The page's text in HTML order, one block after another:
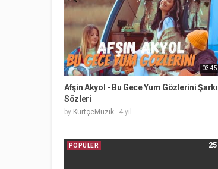
03:45
Afşin Akyol - Bu Gece Yum Gözlerini Şarkı
Sözleri
by KürtçeMüzik 4 yıl
25
POPÜLER